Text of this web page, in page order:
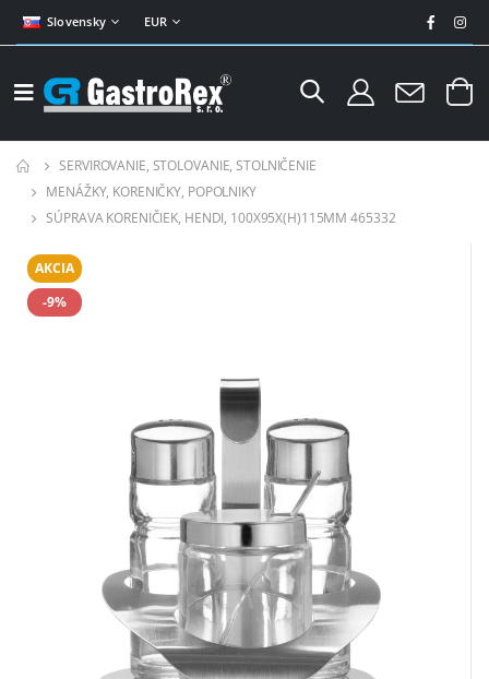
Slovensky EUR
SERVIROVANIE, STOLOVANIE, STOLNIČENIE
MENÁŽKY, KORENIČKY, POPOLNIKY
SÚPRAVA KORENIČIEK, HENDI, 100X95X(H)115MM 465332
AKCIA
-9%